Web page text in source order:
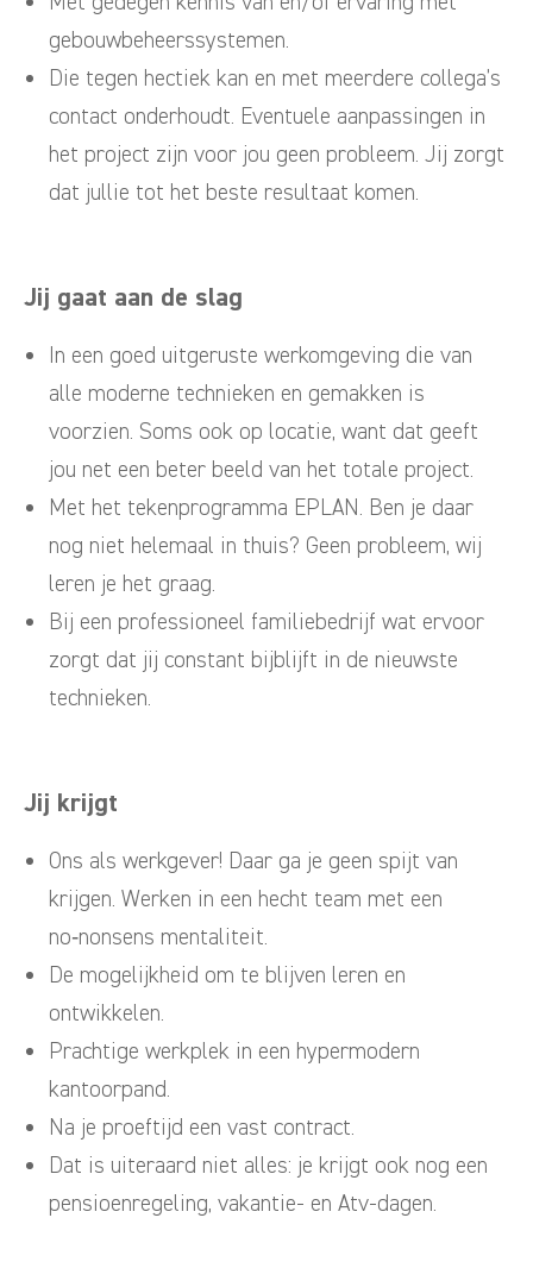
gebouwbeheerssystemen.
Die tegen hectiek kan en met meerdere collega’s
contact onderhoudt. Eventuele aanpassingen in
het project zijn voor jou geen probleem. Jij zorgt
dat jullie tot het beste resultaat komen.
Jij gaat aan de slag
In een goed uitgeruste werkomgeving die van
alle moderne technieken en gemakken is
voorzien. Soms ook op locatie, want dat geeft
jou net een beter beeld van het totale project.
Met het tekenprogramma EPLAN. Ben je daar
nog niet helemaal in thuis? Geen probleem, wij
leren je het graag.
Bij een professioneel familiebedrijf wat ervoor
zorgt dat jij constant bijblijft in de nieuwste
technieken.
Jij krijgt
Ons als werkgever! Daar ga je geen spijt van
krijgen. Werken in een hecht team met een
no‑nonsens mentaliteit.
De mogelijkheid om te blijven leren en
ontwikkelen.
Prachtige werkplek in een hypermodern
kantoorpand.
Na je proeftijd een vast contract.
Dat is uiteraard niet alles: je krijgt ook nog een
pensioenregeling, vakantie- en Atv-dagen.